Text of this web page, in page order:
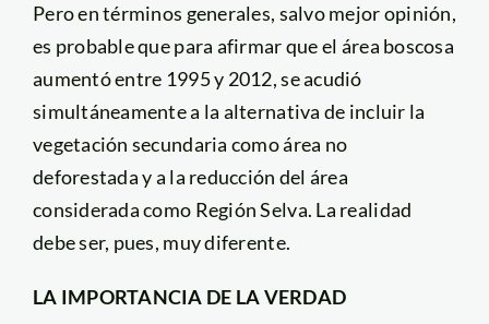
Pero en términos generales, salvo mejor opinión,
es probable que para afirmar que el área boscosa
aumentó entre 1995 y 2012, se acudió
simultáneamente a la alternativa de incluir la
vegetación secundaria como área no
deforestada y a la reducción del área
considerada como Región Selva. La realidad
debe ser, pues, muy diferente.
LA IMPORTANCIA DE LA VERDAD